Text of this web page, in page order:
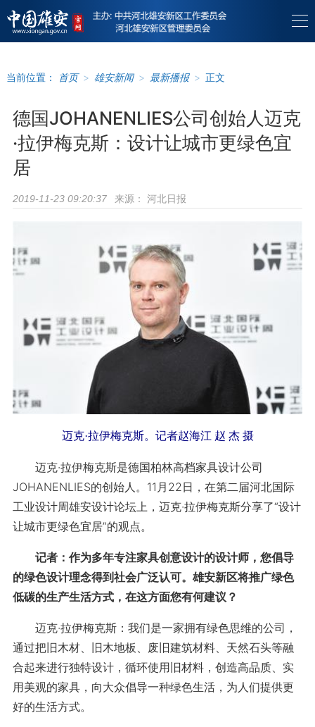
当前位置： 首页 > 雄安新闻 > 最新播报 > 正文
德国JOHANENLIES公司创始人迈克
·拉伊梅克斯：设计让城市更绿色宜
居
2019-11-23 09:20:37 来源： 河北日报
迈克·拉伊梅克斯。记者赵海江 赵 杰 摄
迈克·拉伊梅克斯是德国柏林高档家具设计公司
JOHANENLIES的创始人。11月22日，在第二届河北国际
工业设计周雄安设计论坛上，迈克·拉伊梅克斯分享了“设计
让城市更绿色宜居”的观点。
记者：作为多年专注家具创意设计的设计师，您倡导
的绿色设计理念得到社会广泛认可。雄安新区将推广绿色
低碳的生产生活方式，在这方面您有何建议？
迈克·拉伊梅克斯：我们是一家拥有绿色思维的公司，
通过把旧木材、旧木地板、废旧建筑材料、天然石头等融
合起来进行独特设计，循环使用旧材料，创造高品质、实
用美观的家具，向大众倡导一种绿色生活，为人们提供更
好的生活方式。